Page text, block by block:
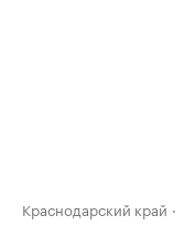
Краснодарский край